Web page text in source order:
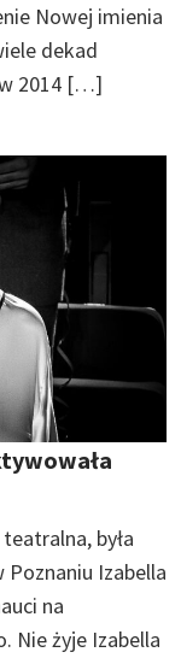
Nowej imienia
dekad
w 2014 […]
była
Izabella
na
Nie żyje Izabella